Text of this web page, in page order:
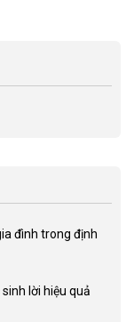
đình trong định
lời hiệu quả